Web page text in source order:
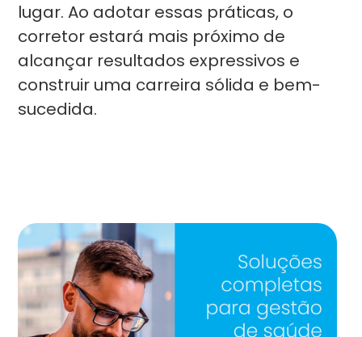
lugar. Ao adotar essas práticas, o
corretor estará mais próximo de
alcançar resultados expressivos e
construir uma carreira sólida e bem-
sucedida.